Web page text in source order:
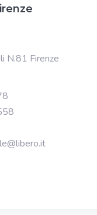
N.81 Firenze